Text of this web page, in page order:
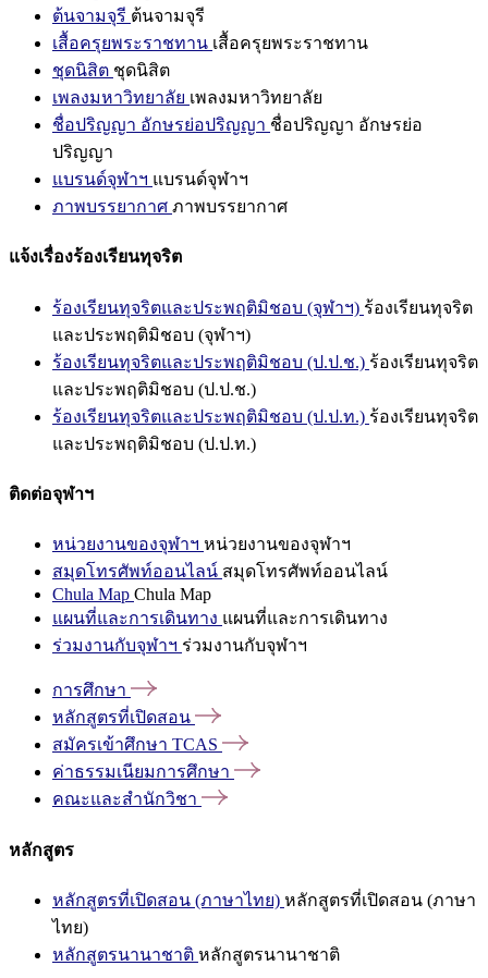
ต้นจามจุรี ต้นจามจุรี
เสื้อครุยพระราชทาน เสื้อครุยพระราชทาน
ชุดนิสิต ชุดนิสิต
เพลงมหาวิทยาลัย เพลงมหาวิทยาลัย
ชื่อปริญญา อักษรย่อปริญญา ชื่อปริญญา อักษรย่อ
ปริญญา
แบรนด์จุฬาฯ แบรนด์จุฬาฯ
ภาพบรรยากาศ ภาพบรรยากาศ
แจ้งเรื่องร้องเรียนทุจริต
ร้องเรียนทุจริตและประพฤติมิชอบ (จุฬาฯ) ร้องเรียนทุจริต
และประพฤติมิชอบ (จุฬาฯ)
ร้องเรียนทุจริตและประพฤติมิชอบ (ป.ป.ช.) ร้องเรียนทุจริต
และประพฤติมิชอบ (ป.ป.ช.)
ร้องเรียนทุจริตและประพฤติมิชอบ (ป.ป.ท.) ร้องเรียนทุจริต
และประพฤติมิชอบ (ป.ป.ท.)
ติดต่อจุฬาฯ
หน่วยงานของจุฬาฯ หน่วยงานของจุฬาฯ
สมุดโทรศัพท์ออนไลน์ สมุดโทรศัพท์ออนไลน์
Chula Map Chula Map
แผนที่และการเดินทาง แผนที่และการเดินทาง
ร่วมงานกับจุฬาฯ ร่วมงานกับจุฬาฯ
การศึกษา
หลักสูตรที่เปิดสอน
สมัครเข้าศึกษา TCAS
ค่าธรรมเนียมการศึกษา
คณะและสำนักวิชา
หลักสูตร
หลักสูตรที่เปิดสอน (ภาษาไทย) หลักสูตรที่เปิดสอน (ภาษา
ไทย)
หลักสูตรนานาชาติ หลักสูตรนานาชาติ